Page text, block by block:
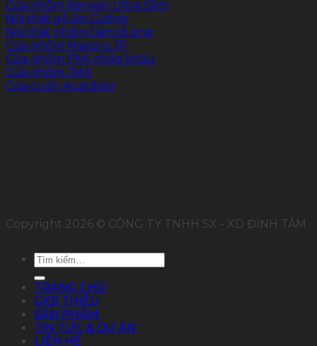
Cửa nhôm Kenwin Ultra Slim
Nội thất gỗ An Cường
Nội thất nhôm tấm tổ ong
Cửa nhôm Maxpro.JP
Cửa nhôm PMI nhập khẩu
Cửa nhôm JMA
Cửa cuốn Austdoor
Copyright 2026 © CÔNG TY TNHH SX - XD ĐỈNH TÂM
Tìm
TRANG CHỦ
GIỚI THIỆU
SẢN PHẨM
TIN TỨC & DỰ ÁN
LIÊN HỆ